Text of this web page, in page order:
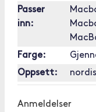
Passer
inn:
Farge:
Oppsett:
Anmeldelser